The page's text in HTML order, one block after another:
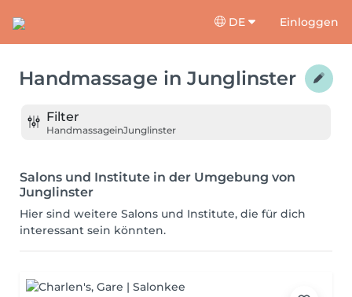
DE Einloggen
Handmassage in Junglinster
Filter
HandmassageinJunglinster
Salons und Institute in der Umgebung von
Junglinster
Hier sind weitere Salons und Institute, die für dich
interessant sein könnten.